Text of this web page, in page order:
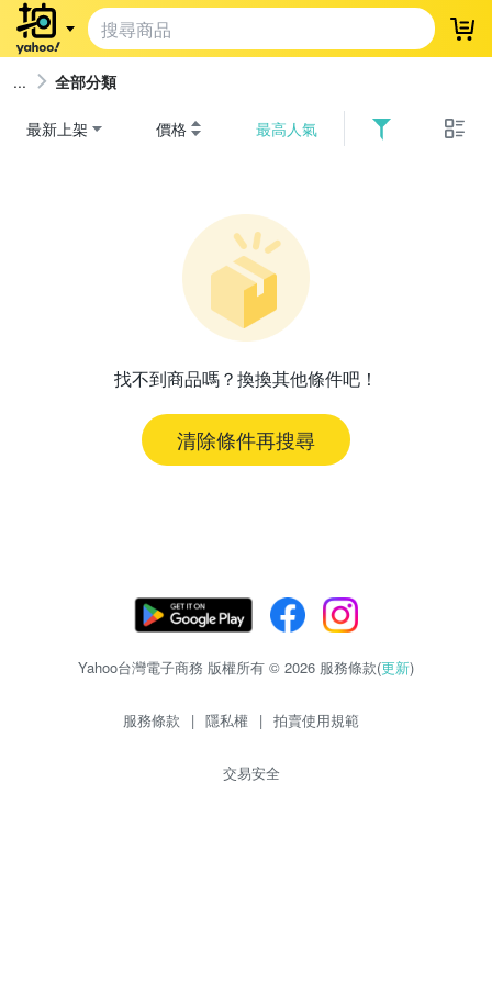
登
全部分類
最新上架 價格 最高人氣
找不到商品嗎？換換其他條件吧！
清除條件再搜尋
Yahoo台灣電子商務 版權所有 © 2026 服務條款(更新)
服務條款 | 隱私權 | 拍賣使用規範
交易安全